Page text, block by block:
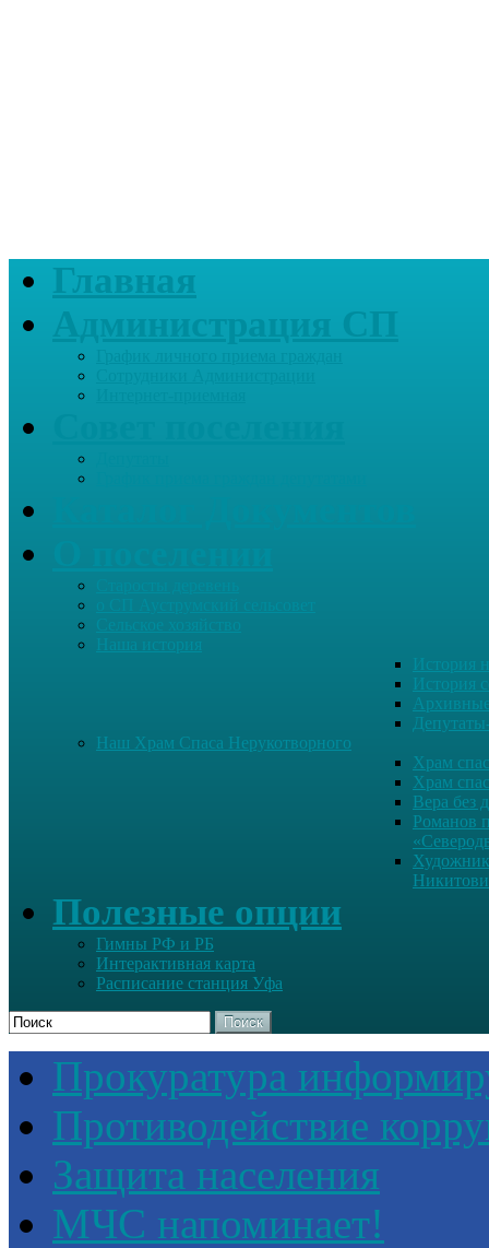
Главная
Наша история
История
История
Наш Храм Спаса Нерукотворного
Храм
Храм
Вера без
Романов
Полезные опции
Гимны РФ и РБ
Интерактивная карта
Расписание станция Уфа
Поиск
Прокуратура
Противодействие
Защита населения
МЧС напоминает!